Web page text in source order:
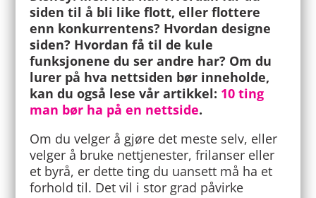
siden til å bli like flott, eller flottere
enn konkurrentens? Hvordan designe
siden? Hvordan få til de kule
funksjonene du ser andre har? Om du
lurer på hva nettsiden bør inneholde,
kan du også lese vår artikkel: 10 ting
man bør ha på en nettside.
Om du velger å gjøre det meste selv, eller
velger å bruke nettjenester, frilanser eller
et byrå, er dette ting du uansett må ha et
forhold til. Det vil i stor grad påvirke